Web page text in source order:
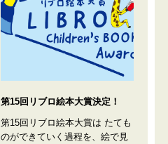
第15回リブロ絵本大賞決定！
第15回リブロ絵本大賞は たても
のができていく過程を、絵で見